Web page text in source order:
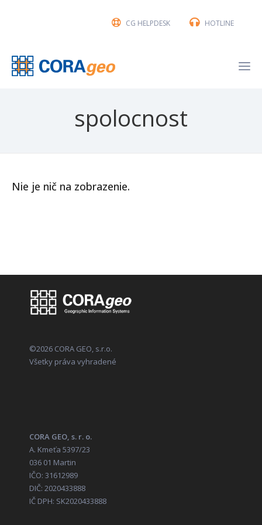
CG HELPDESK HOTLINE
spolocnost
Nie je nič na zobrazenie.
©2026 CORA GEO, s.r.o.
Všetky práva vyhradené
CORA GEO, s. r. o.
A. Kmeťa 5397/23
036 01 Martin
IČO: 31612989
DIČ: 2020433888
IČ DPH: SK2020433888